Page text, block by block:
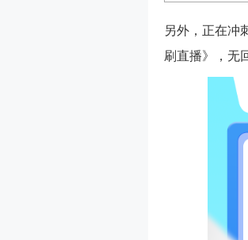
另外，正在冲
刷直播》，无